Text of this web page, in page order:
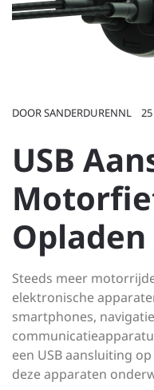
DOORSANDERDURENNL
USB
Steeds meer
elektronische
smartphones,
een USB aansluiting
deze apparaten